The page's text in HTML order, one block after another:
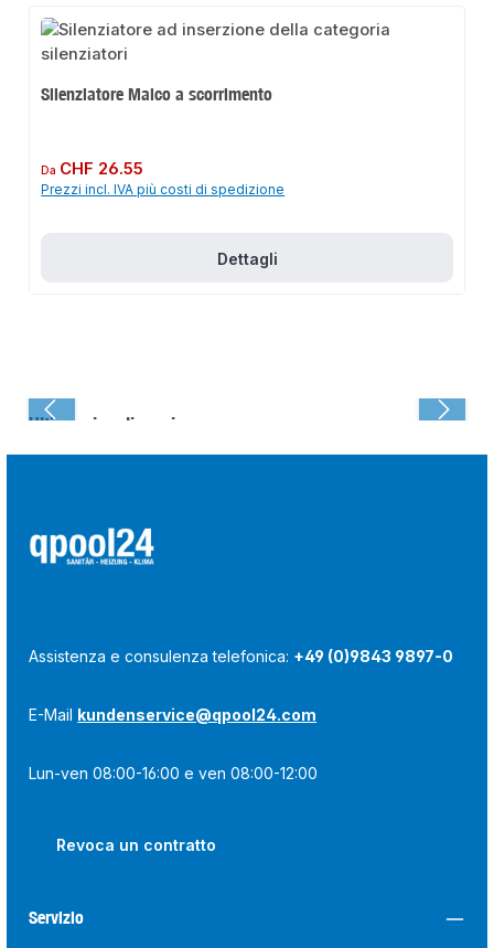
Silenziatore Maico a scorrimento
Prezzo normale:
Da CHF 26.55
Prezzi incl. IVA più costi di spedizione
Dettagli
Ultima visualizzazione:
Assistenza e consulenza telefonica: +49 (0)9843 9897-0
E-Mail kundenservice@qpool24.com
Lun-ven 08:00-16:00 e ven 08:00-12:00
Revoca un contratto
Servizio